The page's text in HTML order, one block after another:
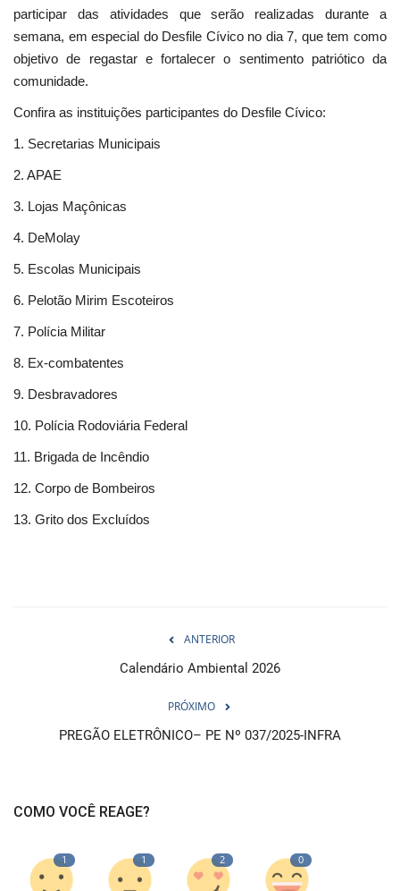
participar das atividades que serão realizadas durante a
semana, em especial do Desfile Cívico no dia 7, que tem como
objetivo de regastar e fortalecer o sentimento patriótico da
comunidade.
Confira as instituições participantes do Desfile Cívico:
1. Secretarias Municipais
2. APAE
3. Lojas Maçônicas
4. DeMolay
5. Escolas Municipais
6. Pelotão Mirim Escoteiros
7. Polícia Militar
8. Ex-combatentes
9. Desbravadores
10. Polícia Rodoviária Federal
11. Brigada de Incêndio
12. Corpo de Bombeiros
13. Grito dos Excluídos
ANTERIOR
Calendário Ambiental 2026
PRÓXIMO
PREGÃO ELETRÔNICO– PE Nº 037/2025-INFRA
COMO VOCÊ REAGE?
1 1 2 0